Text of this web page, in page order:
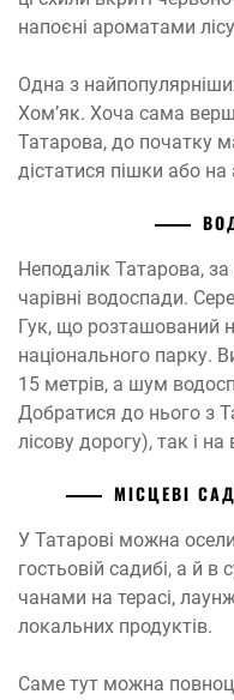
напоєні ароматами
Одна з
Хом’як. Хоча сама
Татарова, до початку
дістатися пішки або
Неподалік Татарова, за
чарівні водоспади.
Гук, що розташований
національного парку.
15 метрів, а шум
Добратися до нього з
лісову дорогу), так і
МІСЦЕВІ
У Татарові можна
гостьовій садибі, а й в
чанами на терасі,
локальних продуктів.
Саме тут можна